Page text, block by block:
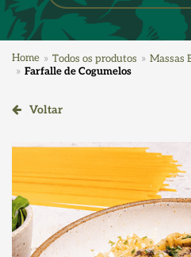
Home Todos os produtos
Massas
Farfalle de Cogumelos
Voltar